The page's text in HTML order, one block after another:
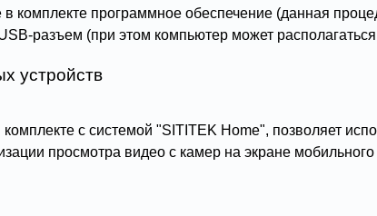
комплекте программное обеспечение (данная
разъем (при этом компьютер может
устройств
с системой "SITITEK Home", позволяет
просмотра видео с камер на экране